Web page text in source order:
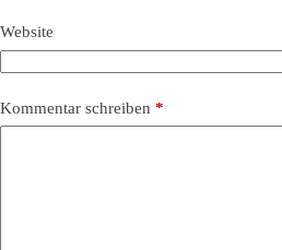
Website
Kommentar schreiben *